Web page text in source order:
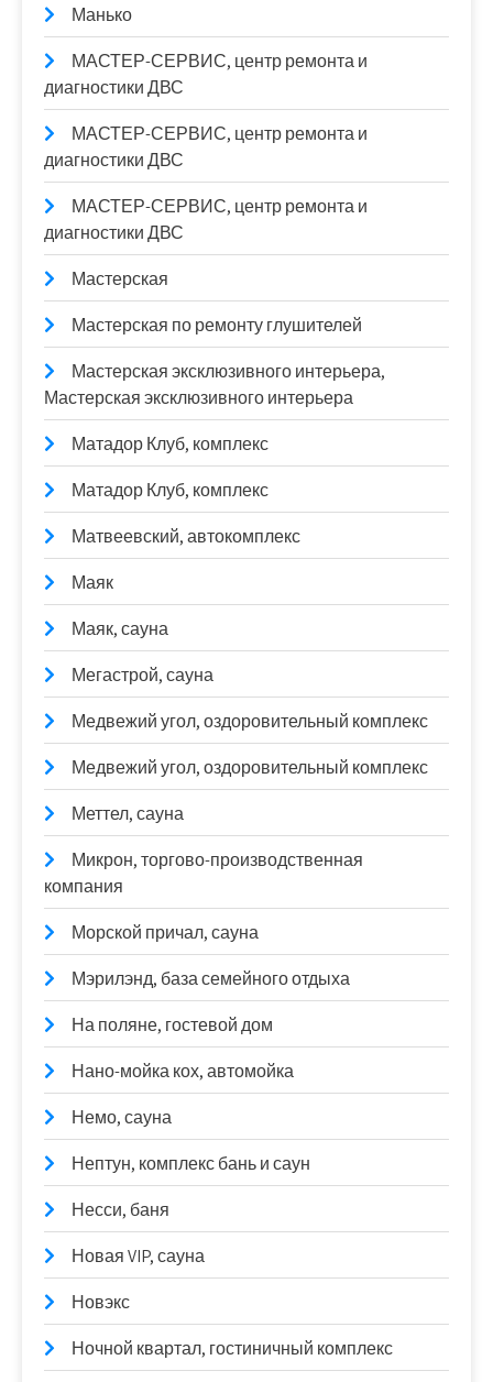
Манько
МАСТЕР-СЕРВИС, центр ремонта и
диагностики ДВС
МАСТЕР-СЕРВИС, центр ремонта и
диагностики ДВС
МАСТЕР-СЕРВИС, центр ремонта и
диагностики ДВС
Мастерская
Мастерская по ремонту глушителей
Мастерская эксклюзивного интерьера,
Мастерская эксклюзивного интерьера
Матадор Клуб, комплекс
Матадор Клуб, комплекс
Матвеевский, автокомплекс
Маяк
Маяк, сауна
Мегастрой, сауна
Медвежий угол, оздоровительный комплекс
Медвежий угол, оздоровительный комплекс
Меттел, сауна
Микрон, торгово-производственная
компания
Морской причал, сауна
Мэрилэнд, база семейного отдыха
На поляне, гостевой дом
Нано-мойка кох, автомойка
Немо, сауна
Нептун, комплекс бань и саун
Несси, баня
Новая VIP, сауна
Новэкс
Ночной квартал, гостиничный комплекс